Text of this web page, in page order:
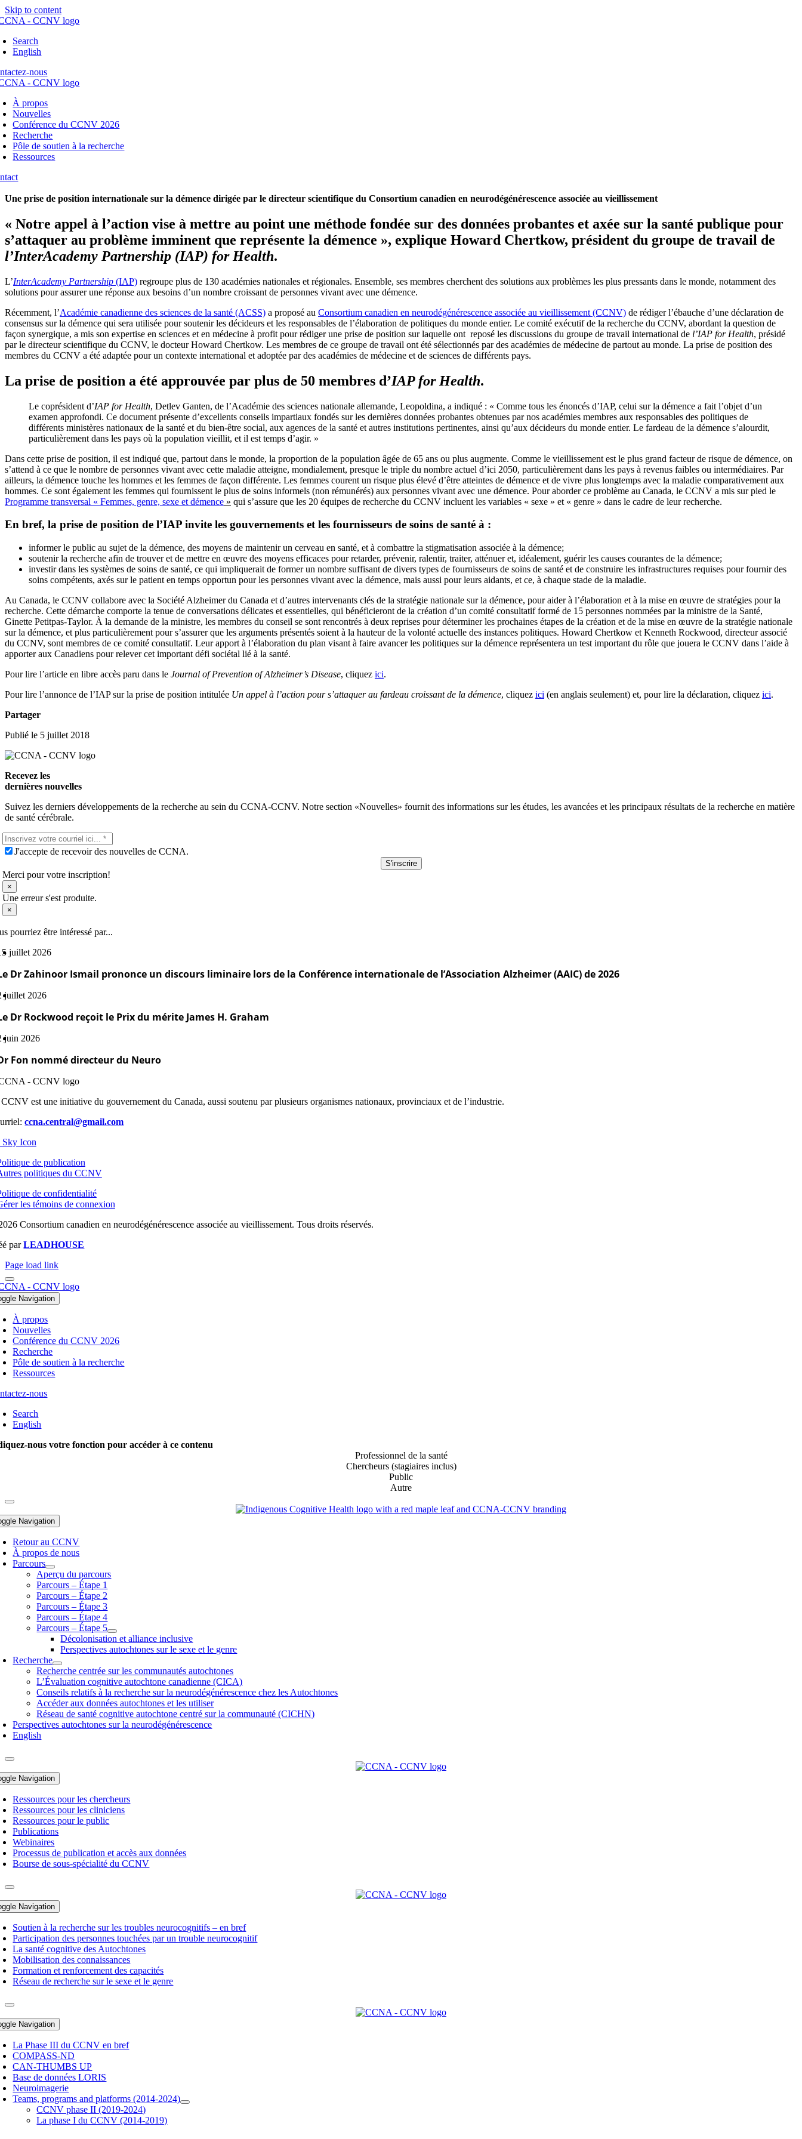
Skip to content
Search
English
nous
À propos
Nouvelles
Conférence du CCNV 2026
Recherche
Pôle de soutien à la recherche
Ressources
Une prise de position internationale sur la démence dirigée par le directeur scientifique du Consortium canadien en neurodégénérescence associée au vieillissement
« Notre appel à l’action vise à mettre au point une méthode fondée sur des données probantes et axée sur la santé publique pour
s’attaquer au problème imminent que représente la démence », explique Howard Chertkow, président du groupe de travail de
l’InterAcademy Partnership (IAP) for Health.
L’InterAcademy Partnership (IAP) regroupe plus de 130 académies nationales et régionales. Ensemble, ses membres cherchent des solutions aux problèmes les plus pressants dans le monde, notamment des
solutions pour assurer une réponse aux besoins d’un nombre croissant de personnes vivant avec une démence.
Récemment, l’Académie canadienne des sciences de la santé (ACSS) a proposé au Consortium canadien en neurodégénérescence associée au vieillissement (CCNV) de rédiger l’ébauche d’une déclaration de
consensus sur la démence qui sera utilisée pour soutenir les décideurs et les responsables de l’élaboration de politiques du monde entier. Le comité exécutif de la recherche du CCNV, abordant la question de
façon synergique, a mis son expertise en sciences et en médecine à profit pour rédiger une prise de position sur laquelle ont reposé les discussions du groupe de travail international de l’IAP for Health, présidé
par le directeur scientifique du CCNV, le docteur Howard Chertkow. Les membres de ce groupe de travail ont été sélectionnés par des académies de médecine de partout au monde. La prise de position des
membres du CCNV a été adaptée pour un contexte international et adoptée par des académies de médecine et de sciences de différents pays.
La prise de position a été approuvée par plus de 50 membres d’IAP for Health.
Le coprésident d’IAP for Health, Detlev Ganten, de l’Académie des sciences nationale allemande, Leopoldina, a indiqué : « Comme tous les énoncés d’IAP, celui sur la démence a fait l’objet d’un
examen approfondi. Ce document présente d’excellents conseils impartiaux fondés sur les dernières données probantes obtenues par nos académies membres aux responsables des politiques de
différents ministères nationaux de la santé et du bien-être social, aux agences de la santé et autres institutions pertinentes, ainsi qu’aux décideurs du monde entier. Le fardeau de la démence s’alourdit,
particulièrement dans les pays où la population vieillit, et il est temps d’agir. »
Dans cette prise de position, il est indiqué que, partout dans le monde, la proportion de la population âgée de 65 ans ou plus augmente. Comme le vieillissement est le plus grand facteur de risque de démence, on
s’attend à ce que le nombre de personnes vivant avec cette maladie atteigne, mondialement, presque le triple du nombre actuel d’ici 2050, particulièrement dans les pays à revenus faibles ou intermédiaires. Par
ailleurs, la démence touche les hommes et les femmes de façon différente. Les femmes courent un risque plus élevé d’être atteintes de démence et de vivre plus longtemps avec la maladie comparativement aux
hommes. Ce sont également les femmes qui fournissent le plus de soins informels (non rémunérés) aux personnes vivant avec une démence. Pour aborder ce problème au Canada, le CCNV a mis sur pied le
Programme transversal « Femmes, genre, sexe et démence » qui s’assure que les 20 équipes de recherche du CCNV incluent les variables « sexe » et « genre » dans le cadre de leur recherche.
En bref, la prise de position de l’IAP invite les gouvernements et les fournisseurs de soins de santé à :
informer le public au sujet de la démence, des moyens de maintenir un cerveau en santé, et à combattre la stigmatisation associée à la démence;
soutenir la recherche afin de trouver et de mettre en œuvre des moyens efficaces pour retarder, prévenir, ralentir, traiter, atténuer et, idéalement, guérir les causes courantes de la démence;
investir dans les systèmes de soins de santé, ce qui impliquerait de former un nombre suffisant de divers types de fournisseurs de soins de santé et de construire les infrastructures requises pour fournir des
soins compétents, axés sur le patient en temps opportun pour les personnes vivant avec la démence, mais aussi pour leurs aidants, et ce, à chaque stade de la maladie.
Au Canada, le CCNV collabore avec la Société Alzheimer du Canada et d’autres intervenants clés de la stratégie nationale sur la démence, pour aider à l’élaboration et à la mise en œuvre de stratégies pour la
recherche. Cette démarche comporte la tenue de conversations délicates et essentielles, qui bénéficieront de la création d’un comité consultatif formé de 15 personnes nommées par la ministre de la Santé,
Ginette Petitpas-Taylor. À la demande de la ministre, les membres du conseil se sont rencontrés à deux reprises pour déterminer les prochaines étapes de la création et de la mise en œuvre de la stratégie nationale
sur la démence, et plus particulièrement pour s’assurer que les arguments présentés soient à la hauteur de la volonté actuelle des instances politiques. Howard Chertkow et Kenneth Rockwood, directeur associé
du CCNV, sont membres de ce comité consultatif. Leur apport à l’élaboration du plan visant à faire avancer les politiques sur la démence représentera un test important du rôle que jouera le CCNV dans l’aide à
apporter aux Canadiens pour relever cet important défi sociétal lié à la santé.
Pour lire l’article en libre accès paru dans le Journal of Prevention of Alzheimer’s Disease, cliquez ici.
Pour lire l’annonce de l’IAP sur la prise de position intitulée Un appel à l’action pour s’attaquer au fardeau croissant de la démence, cliquez ici (en anglais seulement) et, pour lire la déclaration, cliquez ici.
Partager
Publié le 5 juillet 2018
Recevez les
dernières nouvelles
Suivez les derniers développements de la recherche au sein du CCNA-CCNV. Notre section «Nouvelles» fournit des informations sur les études, les avancées et les principaux résultats de la recherche en matière
de santé cérébrale.
J'accepte de recevoir des nouvelles de CCNA.
S'inscrire
Merci pour votre inscription!
×
Une erreur s'est produite.
×
pourriez être intéressé par...
juillet 2026
Dr Zahinoor Ismail prononce un discours liminaire lors de la Conférence internationale de l’Association Alzheimer (AAIC) de 2026
juillet 2026
Dr Rockwood reçoit le Prix du mérite James H. Graham
juin 2026
Fon nommé directeur du Neuro
est une initiative du gouvernement du Canada, aussi soutenu par plusieurs organismes nationaux, provinciaux et de l’industrie.
ccna.central@gmail.com
de publication
politiques du CCNV
de confidentialité
les témoins de connexion
Consortium canadien en neurodégénérescence associée au vieillissement. Tous droits réservés.
parLEADHOUSE
Page load link
Navigation
À propos
Nouvelles
Conférence du CCNV 2026
Recherche
Pôle de soutien à la recherche
Ressources
nous
Search
English
nous votre fonction pour accéder à ce contenu
Professionnel de la santé
Chercheurs (stagiaires inclus)
Public
Autre
Navigation
Retour au CCNV
À propos de nous
Parcours
Aperçu du parcours
Parcours – Étape 1
Parcours – Étape 2
Parcours – Étape 3
Parcours – Étape 4
Parcours – Étape 5
Décolonisation et alliance inclusive
Perspectives autochtones sur le sexe et le genre
Recherche
Recherche centrée sur les communautés autochtones
L’Évaluation cognitive autochtone canadienne (CICA)
Conseils relatifs à la recherche sur la neurodégénérescence chez les Autochtones
Accéder aux données autochtones et les utiliser
Réseau de santé cognitive autochtone centré sur la communauté (CICHN)
Perspectives autochtones sur la neurodégénérescence
English
Navigation
Ressources pour les chercheurs
Ressources pour les cliniciens
Ressources pour le public
Publications
Webinaires
Processus de publication et accès aux données
Bourse de sous-spécialité du CCNV
Navigation
Soutien à la recherche sur les troubles neurocognitifs – en bref
Participation des personnes touchées par un trouble neurocognitif
La santé cognitive des Autochtones
Mobilisation des connaissances
Formation et renforcement des capacités
Réseau de recherche sur le sexe et le genre
Navigation
La Phase III du CCNV en bref
COMPASS-ND
CAN-THUMBS UP
Base de données LORIS
Neuroimagerie
Teams, programs and platforms (2014-2024)
CCNV phase II (2019-2024)
La phase I du CCNV (2014-2019)